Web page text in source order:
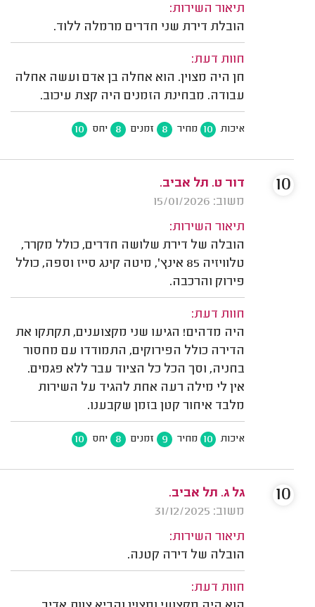
תיאור השירות:
הובלת דירת שני חדרים מרמלה ללוד.
חוות דעת:
חן היה מצוין. הוא אחלה בן אדם ועשה אחלה
עבודה. מבחינת הזמנים היה קצת עיכוב.
איכות 10 מחיר 8 זמנים 8 יחס 10
דור ט. תל אביב.
משוב: 15/01/2026
תיאור השירות:
הובלה של דירת שלושה חדרים, כולל מקרר,
טלוויזיה 85 אינץ', מיטה קינג סייז וספה, כולל
פירוק והרכבה.
חוות דעת:
היה מדהים! הגיעו שני מקצוענים, תקתקו את
הדירה כולל הפירוקים, התמודדו עם מחסור
בחניה, וסך הכל כל הציוד עבר ללא פגמים.
אין לי מילה רעה אחת להגיד על השירות
מלבד איחור קטן בזמן שקבענו.
איכות 10 מחיר 9 זמנים 8 יחס 10
10
גל ג. תל אביב.
משוב: 31/12/2025
תיאור השירות:
הובלה של דירה קטנה.
חוות דעת:
10